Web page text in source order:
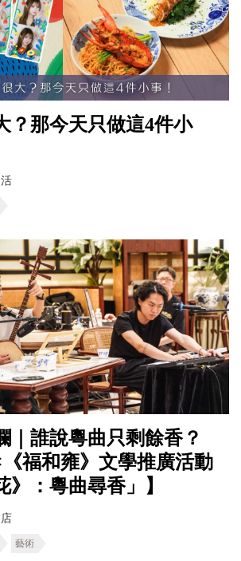
？那今天只做這4件小
｜誰說粵曲只剩餘香？
《福和雍》文學推廣活動
：粵曲尋香」】
藝術